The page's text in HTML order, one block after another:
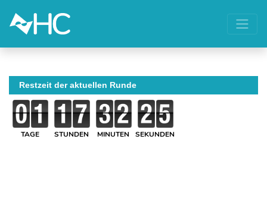
Restzeit der aktuellen Runde
TAGE STUNDEN MINUTEN SEKUNDEN